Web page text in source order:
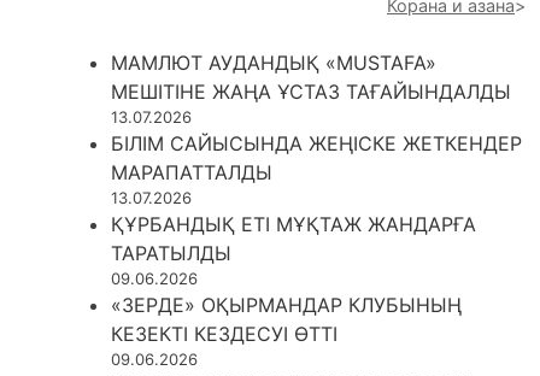
Корана и азана
МАМЛЮТ АУДАНДЫҚ «MUSTAFA»
МЕШІТІНЕ ЖАҢА ҰСТАЗ ТАҒАЙЫНДАЛДЫ
13.07.2026
БІЛІМ САЙЫСЫНДА ЖЕҢІСКЕ ЖЕТКЕНДЕР
МАРАПАТТАЛДЫ
13.07.2026
ҚҰРБАНДЫҚ ЕТІ МҰҚТАЖ ЖАНДАРҒА
ТАРАТЫЛДЫ
09.06.2026
«ЗЕРДЕ» ОҚЫРМАНДАР КЛУБЫНЫҢ
КЕЗЕКТІ КЕЗДЕСУІ ӨТТІ
09.06.2026